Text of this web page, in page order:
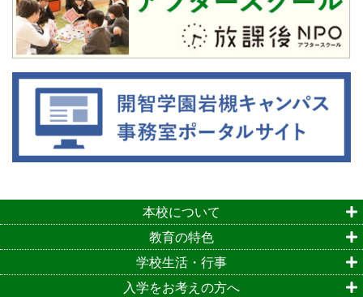
本校について
教育の特色
学校生活・行事
入学をお考えの方へ